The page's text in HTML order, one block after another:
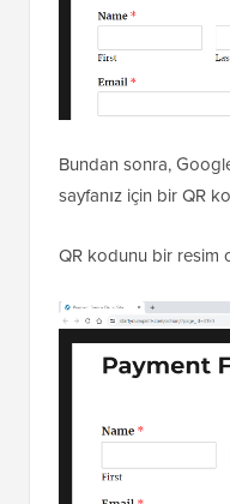
Bundan sonra,
sayfanız için bir QR
QR kodunu bir resim